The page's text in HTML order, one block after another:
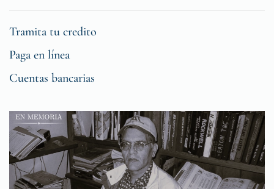
Tramita tu credito
Paga en línea
Cuentas bancarias